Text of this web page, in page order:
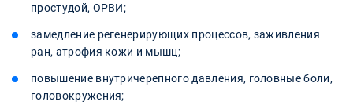
простудой, ОРВИ;
замедление регенерирующих процессов, заживления
ран, атрофия кожи и мышц;
повышение внутричерепного давления, головные боли,
головокружения;